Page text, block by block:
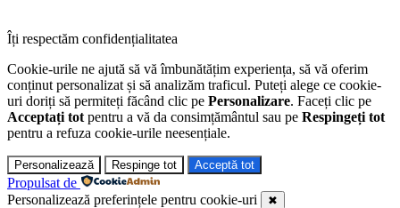
Îți respectăm confidențialitatea
Cookie-urile ne ajută să vă îmbunătățim experiența, să vă oferim
conținut personalizat și să analizăm traficul. Puteți alege ce cookie-
uri doriți să permiteți făcând clic pe Personalizare. Faceți clic pe
Acceptați tot pentru a vă da consimțământul sau pe Respingeți tot
pentru a refuza cookie-urile neesențiale.
Personalizează Respinge tot Acceptă tot
Propulsat de
Personalizează preferințele pentru cookie-uri
✖